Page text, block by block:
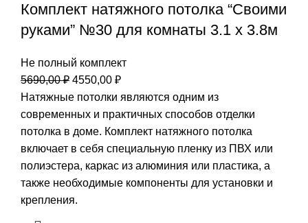
Комплект натяжного потолка “Своими
руками” №30 для комнаты 3.1 х 3.8м
Не полный комплект
5690,00₽ Первоначальная
цена
составляла
5690,00 ₽.
4550,00 ₽Текущая
цена:
4550,00 ₽.
Натяжные потолки являются одним из
современных и практичных способов отделки
потолка в доме. Комплект натяжного потолка
включает в себя специальную пленку из ПВХ или
полиэстера, каркас из алюминия или пластика, а
также необходимые компоненты для установки и
крепления.